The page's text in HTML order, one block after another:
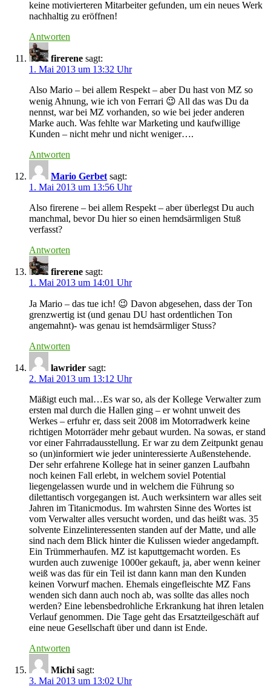
keine motivierteren Mitarbeiter gefunden, um ein neues Werk
nachhaltig zu eröffnen!
Antworten
firerene sagt:
1. Mai 2013 um 13:32 Uhr
Also Mario – bei allem Respekt – aber Du hast von MZ so
wenig Ahnung, wie ich von Ferrari 😉 All das was Du da
nennst, war bei MZ vorhanden, so wie bei jeder anderen
Marke auch. Was fehlte war Marketing und kaufwillige
Kunden – nicht mehr und nicht weniger….
Antworten
Mario Gerbet sagt:
1. Mai 2013 um 13:56 Uhr
Also firerene – bei allem Respekt – aber überlegst Du auch
manchmal, bevor Du hier so einen hemdsärmligen Stuß
verfasst?
Antworten
firerene sagt:
1. Mai 2013 um 14:01 Uhr
Ja Mario – das tue ich! 😉 Davon abgesehen, dass der Ton
grenzwertig ist (und genau DU hast ordentlichen Ton
angemahnt)- was genau ist hemdsärmliger Stuss?
Antworten
lawrider sagt:
2. Mai 2013 um 13:12 Uhr
Mäßigt euch mal…Es war so, als der Kollege Verwalter zum
ersten mal durch die Hallen ging – er wohnt unweit des
Werkes – erfuhr er, dass seit 2008 im Motorradwerk keine
richtigen Motorräder mehr gebaut wurden. Na sowas, er stand
vor einer Fahrradausstellung. Er war zu dem Zeitpunkt genau
so (un)informiert wie jeder uninteressierte Außenstehende.
Der sehr erfahrene Kollege hat in seiner ganzen Laufbahn
noch keinen Fall erlebt, in welchem soviel Potential
liegengelassen wurde und in welchem die Führung so
dilettantisch vorgegangen ist. Auch werksintern war alles seit
Jahren im Titanicmodus. Im wahrsten Sinne des Wortes ist
vom Verwalter alles versucht worden, und das heißt was. 35
solvente Einzelinteressenten standen auf der Matte, und alle
sind nach dem Blick hinter die Kulissen wieder angedampft.
Ein Trümmerhaufen. MZ ist kaputtgemacht worden. Es
wurden auch zuwenige 1000er gekauft, ja, aber wenn keiner
weiß was das für ein Teil ist dann kann man den Kunden
keinen Vorwurf machen. Ehemals eingefleischte MZ Fans
wenden sich dann auch noch ab, was sollte das alles noch
werden? Eine lebensbedrohliche Erkrankung hat ihren letalen
Verlauf genommen. Die Tage geht das Ersatzteilgeschäft auf
eine neue Gesellschaft über und dann ist Ende.
Antworten
Michi sagt:
3. Mai 2013 um 13:02 Uhr